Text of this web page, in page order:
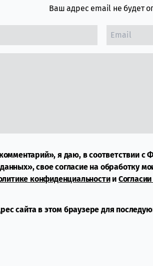
Ваш адрес email не будет
я даю, в соответствии
свое согласие на обработку
конфиденциальностии
сайта в этом браузере для